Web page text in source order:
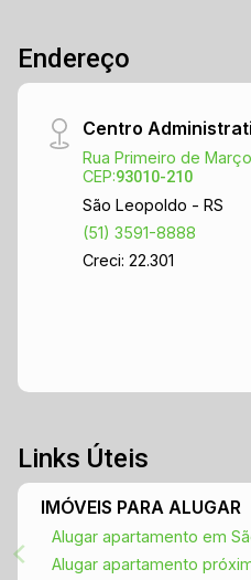
Endereço
Centro
Rua Primeiro de
CEP:93010-210
São Leopoldo - RS
(51) 3591-8888
Creci: 22.301
Links Úteis
IMÓVEIS PARA ALUGAR
Alugar apartamento em
Alugar apartamento